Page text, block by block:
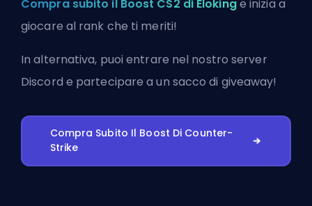
Compra subito il Boost CS2 di Elokinge inizia a
giocare al rank che ti meriti!
In alternativa, puoientrare nel nostro server
Discord e partecipare a un sacco di giveaway!
Compra Subito Il Boost Di Counter-
Strike